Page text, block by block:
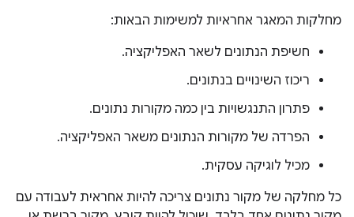
מחלקות המאגר אחראיות למשימות הבאות:
חשיפת הנתונים לשאר האפליקציה.
ריכוז השינויים בנתונים.
פתרון התנגשויות בין כמה מקורות נתונים.
הפרדה של מקורות הנתונים משאר האפליקציה.
מכיל לוגיקה עסקית.
כל מחלקה של מקור נתונים צריכה להיות אחראית לעבודה עם